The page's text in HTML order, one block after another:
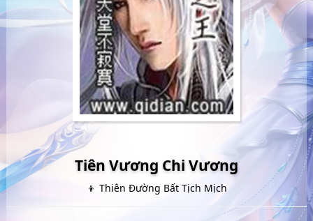
Tiên Vương Chi Vương
👦 Thiên Đường Bất Tịch Mịch